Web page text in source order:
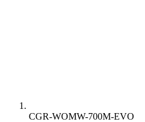
CGR-WOMW-700M-EVO